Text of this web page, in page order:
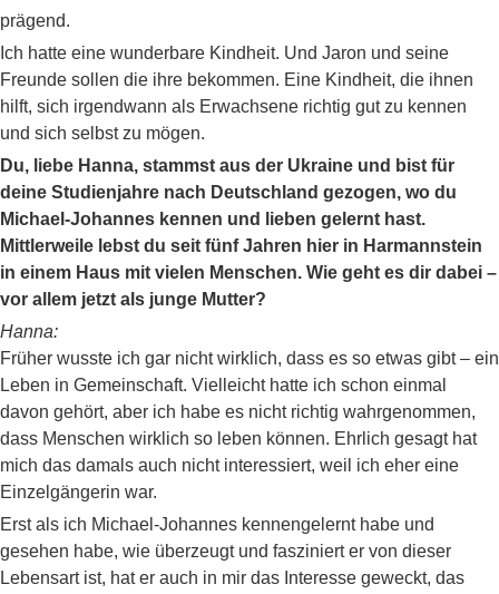
prägend.
Ich hatte eine wunderbare Kindheit. Und Jaron und seine
Freunde sollen die ihre bekommen. Eine Kindheit, die ihnen
hilft, sich irgendwann als Erwachsene richtig gut zu kennen
und sich selbst zu mögen.
Du, liebe Hanna, stammst aus der Ukraine und bist für
deine Studienjahre nach Deutschland gezogen, wo du
Michael-Johannes kennen und lieben gelernt hast.
Mittlerweile lebst du seit fünf Jahren hier in Harmannstein
in einem Haus mit vielen Menschen. Wie geht es dir dabei –
vor allem jetzt als junge Mutter?
Hanna:
Früher wusste ich gar nicht wirklich, dass es so etwas gibt – ein
Leben in Gemeinschaft. Vielleicht hatte ich schon einmal
davon gehört, aber ich habe es nicht richtig wahrgenommen,
dass Menschen wirklich so leben können. Ehrlich gesagt hat
mich das damals auch nicht interessiert, weil ich eher eine
Einzelgängerin war.
Erst als ich Michael-Johannes kennengelernt habe und
gesehen habe, wie überzeugt und fasziniert er von dieser
Lebensart ist, hat er auch in mir das Interesse geweckt, das